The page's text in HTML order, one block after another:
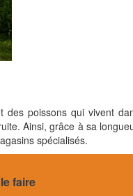
poissons qui vivent
Ainsi, grâce à sa
spécialisés.
faire